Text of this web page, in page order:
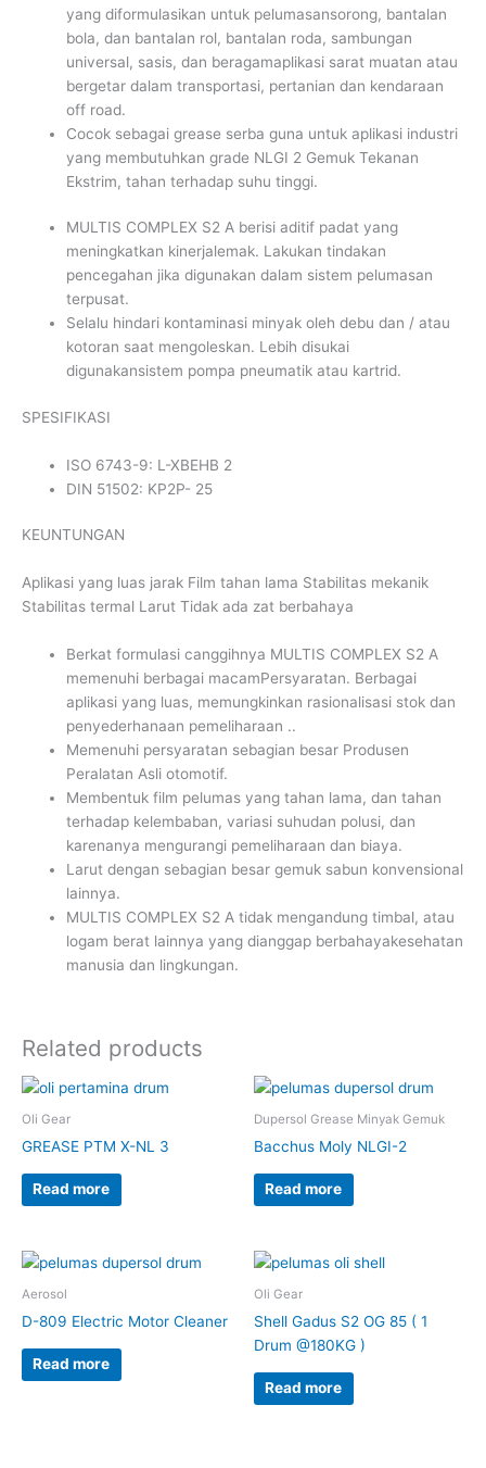
yang diformulasikan untuk pelumasansorong, bantalan
bola, dan bantalan rol, bantalan roda, sambungan
universal, sasis, dan beragamaplikasi sarat muatan atau
bergetar dalam transportasi, pertanian dan kendaraan
off road.
Cocok sebagai grease serba guna untuk aplikasi industri
yang membutuhkan grade NLGI 2 Gemuk Tekanan
Ekstrim, tahan terhadap suhu tinggi.
MULTIS COMPLEX S2 A berisi aditif padat yang
meningkatkan kinerjalemak. Lakukan tindakan
pencegahan jika digunakan dalam sistem pelumasan
terpusat.
Selalu hindari kontaminasi minyak oleh debu dan / atau
kotoran saat mengoleskan. Lebih disukai
digunakansistem pompa pneumatik atau kartrid.
SPESIFIKASI
ISO 6743-9: L-XBEHB 2
DIN 51502: KP2P- 25
KEUNTUNGAN
Aplikasi yang luas jarak Film tahan lama Stabilitas mekanik
Stabilitas termal Larut Tidak ada zat berbahaya
Berkat formulasi canggihnya MULTIS COMPLEX S2 A
memenuhi berbagai macamPersyaratan. Berbagai
aplikasi yang luas, memungkinkan rasionalisasi stok dan
penyederhanaan pemeliharaan ..
Memenuhi persyaratan sebagian besar Produsen
Peralatan Asli otomotif.
Membentuk film pelumas yang tahan lama, dan tahan
terhadap kelembaban, variasi suhudan polusi, dan
karenanya mengurangi pemeliharaan dan biaya.
Larut dengan sebagian besar gemuk sabun konvensional
lainnya.
MULTIS COMPLEX S2 A tidak mengandung timbal, atau
logam berat lainnya yang dianggap berbahayakesehatan
manusia dan lingkungan.
Related products
Oli Gear
GREASE PTM X-NL 3
Read more
Dupersol Grease Minyak Gemuk
Bacchus Moly NLGI-2
Read more
Aerosol
D-809 Electric Motor Cleaner
Read more
Oli Gear
Shell Gadus S2 OG 85 ( 1
Drum @180KG )
Read more